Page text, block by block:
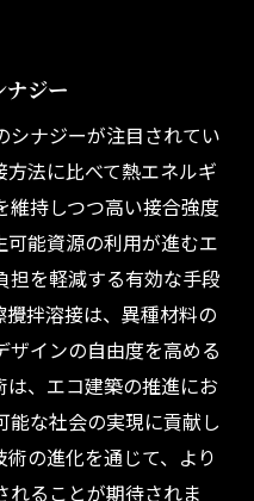
ナジー
シナジーが注目されてい
法に比べて熱エネルギ
維持しつつ高い接合強度
能資源の利用が進むエ
担を軽減する有効な手段
拌溶接は、異種材料の
インの自由度を高める
は、エコ建築の推進にお
能な社会の実現に貢献し
の進化を通じて、より
れることが期待されま